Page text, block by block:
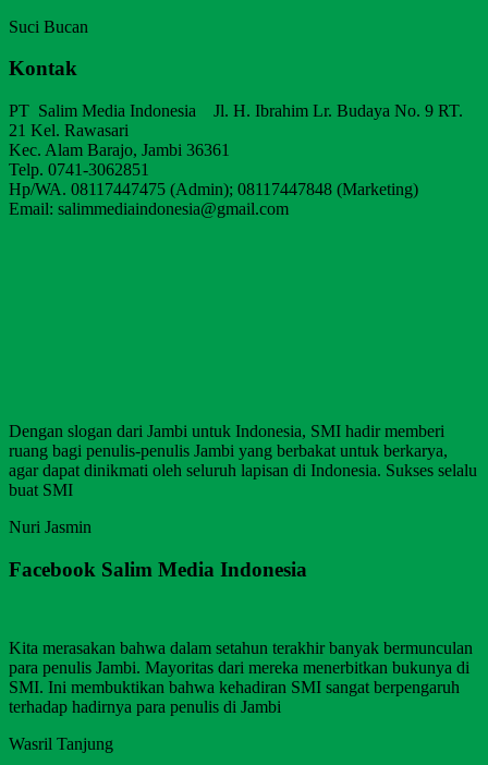
Suci Bucan
Kontak
PT Salim Media Indonesia Jl. H. Ibrahim Lr. Budaya No. 9 RT.
21 Kel. Rawasari
Kec. Alam Barajo, Jambi 36361
Telp. 0741-3062851
Hp/WA. 08117447475 (Admin); 08117447848 (Marketing)
Email: salimmediaindonesia@gmail.com
Dengan slogan dari Jambi untuk Indonesia, SMI hadir memberi
ruang bagi penulis-penulis Jambi yang berbakat untuk berkarya,
agar dapat dinikmati oleh seluruh lapisan di Indonesia. Sukses selalu
buat SMI
Nuri Jasmin
Facebook Salim Media Indonesia
Kita merasakan bahwa dalam setahun terakhir banyak bermunculan
para penulis Jambi. Mayoritas dari mereka menerbitkan bukunya di
SMI. Ini membuktikan bahwa kehadiran SMI sangat berpengaruh
terhadap hadirnya para penulis di Jambi
Wasril Tanjung